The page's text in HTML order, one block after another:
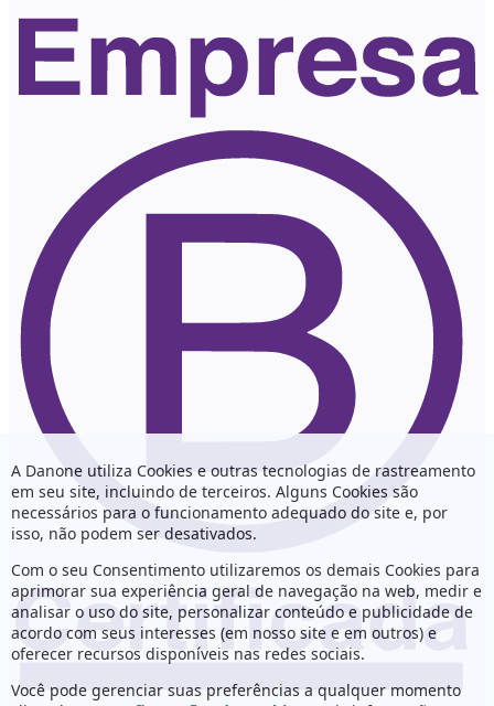
A Danone utiliza Cookies e outras tecnologias de rastreamento
em seu site, incluindo de terceiros. Alguns Cookies são
necessários para o funcionamento adequado do site e, por
isso, não podem ser desativados.
Com o seu Consentimento utilizaremos os demais Cookies para
aprimorar sua experiência geral de navegação na web, medir e
analisar o uso do site, personalizar conteúdo e publicidade de
acordo com seus interesses (em nosso site e em outros) e
oferecer recursos disponíveis nas redes sociais.
Você pode gerenciar suas preferências a qualquer momento